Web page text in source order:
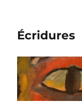
Écridures